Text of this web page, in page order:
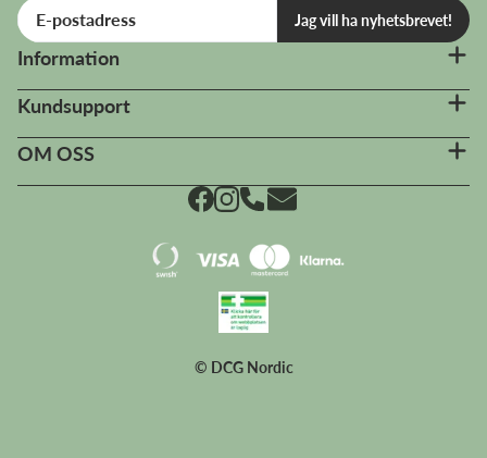
Jag vill ha nyhetsbrevet!
Information
Kundsupport
OM OSS
© DCG Nordic